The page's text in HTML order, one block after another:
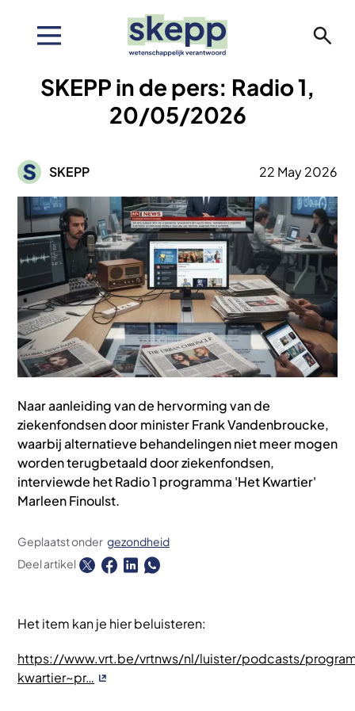
SKEPP in de pers: Radio 1,
20/05/2026
Afbeelding
SKEPP 22 May 2026
Afbeelding
Naar aanleiding van de hervorming van de
ziekenfondsen door minister Frank Vandenbroucke,
waarbij alternatieve behandelingen niet meer mogen
worden terugbetaald door ziekenfondsen,
interviewde het Radio 1 programma 'Het Kwartier'
Marleen Finoulst.
Geplaatst onder gezondheid
Deel artikel
Het item kan je hier beluisteren:
https://www.vrt.be/vrtnws/nl/luister/podcasts/
kwartier~pr…